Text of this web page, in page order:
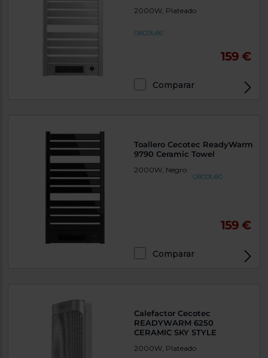
2000W, Plateado
159 €
Comparar
Toallero Cecotec ReadyWarm
9790 Ceramic Towel
2000W, Negro
159 €
Comparar
Calefactor Cecotec
READYWARM 6250
CERAMIC SKY STYLE
2000W, Plateado